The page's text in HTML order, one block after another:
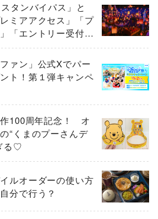
タンバイパス」と
ミアアクセス」「プ
「エントリー受付」
ァン」公式Xでパー
ト！第１弾キャンペ
作100周年記念！ オ
“くまのプーさんデ
る♡
ルオーダーの使い方
分で行う？